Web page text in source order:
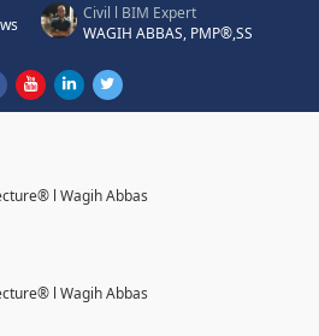
Civil l BIM Expert
WAGIH ABBAS, PMP®,SS
l Wagih Abbas
l Wagih Abbas